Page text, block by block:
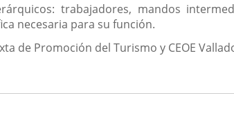
trabajadores, mandos
necesaria para su función.
de Promoción del Turismo y CEOE